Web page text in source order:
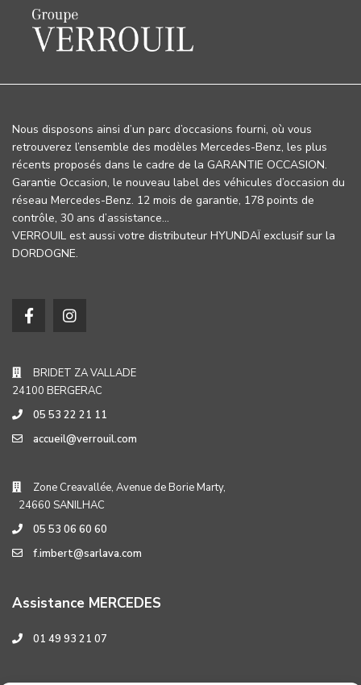
Nous disposons ainsi d’un parc d’occasions fourni, où vous
retrouverez l’ensemble des modèles Mercedes-Benz, les plus
récents proposés dans le cadre de la GARANTIE OCCASION.
Garantie Occasion, le nouveau label des véhicules d’occasion du
réseau Mercedes-Benz. 12 mois de garantie, 178 points de
contrôle, 30 ans d’assistance…
VERROUIL est aussi votre distributeur HYUNDAÏ exclusif sur la
DORDOGNE.
BRIDET ZA VALLADE
24100 BERGERAC
05 53 22 21 11
accueil@verrouil.com
Zone Creavallée, Avenue de Borie Marty,
24660 SANILHAC
05 53 06 60 60
f.imbert@sarlava.com
Assistance MERCEDES
01 49 93 21 07